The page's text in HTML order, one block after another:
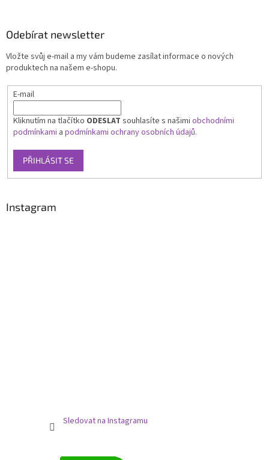
Odebírat newsletter
Vložte svůj e-mail a my vám budeme zasílat informace o nových
produktech na našem e-shopu.
E-mail
Kliknutím na tlačítko ODESLAT souhlasíte s našimi obchodními
podmínkami a podmínkami ochrany osobních údajů.
PŘIHLÁSIT SE
Instagram
Sledovat na Instagramu